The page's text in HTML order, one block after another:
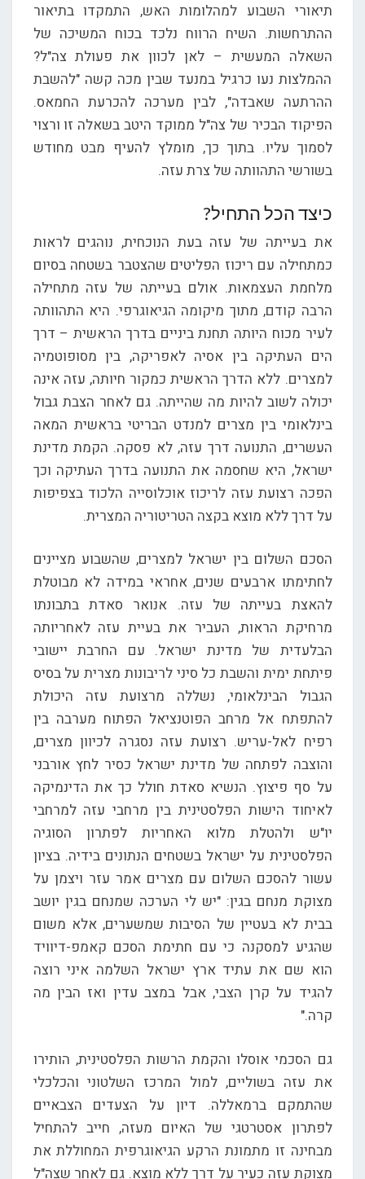
תיאורי השבוע למהלומות האש, התמקדו בתיאור
ההתרחשות. השיח הרווח נלכד בכוח המשיכה של
השאלה המעשית – לאן לכוון את פעולת צה"ל?
ההמלצות נעו כרגיל במנעד שבין מכה קשה "להשבת
ההרתעה שאבדה", לבין מערכה להכרעת החמאס.
הפיקוד הבכיר של צה"ל ממוקד היטב בשאלה זו ורצוי
לסמוך עליו. בתוך כך, מומלץ להעיף מבט מחודש
בשורשי התהוותה של צרת עזה.
כיצד הכל התחיל?
את בעייתה של עזה בעת הנוכחית, נוהגים לראות
כמתחילה עם ריכוז הפליטים שהצטבר בשטחה בסיום
מלחמת העצמאות. אולם בעייתה של עזה מתחילה
הרבה קודם, מתוך מיקומה הגיאוגרפי. היא התהוותה
לעיר מכוח היותה תחנת ביניים בדרך הראשית – דרך
הים העתיקה בין אסיה לאפריקה, בין מסופוטמיה
למצרים. ללא הדרך הראשית כמקור חיותה, עזה אינה
יכולה לשוב להיות מה שהייתה. גם לאחר הצבת גבול
בינלאומי בין מצרים למנדט הבריטי בראשית המאה
העשרים, התנועה דרך עזה, לא פסקה. הקמת מדינת
ישראל, היא שחסמה את התנועה בדרך העתיקה וכך
הפכה רצועת עזה לריכוז אוכלוסייה הלכוד בצפיפות
על דרך ללא מוצא בקצה הטריטוריה המצרית.
הסכם השלום בין ישראל למצרים, שהשבוע מציינים
לחתימתו ארבעים שנים, אחראי במידה לא מבוטלת
להאצת בעייתה של עזה. אנואר סאדת בתבונתו
מרחיקת הראות, העביר את בעיית עזה לאחריותה
הבלעדית של מדינת ישראל. עם החרבת יישובי
פיתחת ימית והשבת כל סיני לריבונות מצרית על בסיס
הגבול הבינלאומי, נשללה מרצועת עזה היכולת
להתפתח אל מרחב הפוטנציאל הפתוח מערבה בין
רפיח לאל-עריש. רצועת עזה נסגרה לכיוון מצרים,
והוצבה לפתחה של מדינת ישראל כסיר לחץ אורבני
על סף פיצוץ. הנשיא סאדת חולל כך את הדינמיקה
לאיחוד הישות הפלסטינית בין מרחבי עזה למרחבי
יו"ש ולהטלת מלוא האחריות לפתרון הסוגיה
הפלסטינית על ישראל בשטחים הנתונים בידיה. בציון
עשור להסכם השלום עם מצרים אמר עזר ויצמן על
מצוקת מנחם בגין: "יש לי הערכה שמנחם בגין יושב
בבית לא בעטיין של הסיבות שמשערים, אלא משום
שהגיע למסקנה כי עם חתימת הסכם קאמפ-דיוויד
הוא שם את עתיד ארץ ישראל השלמה איני רוצה
להגיד על קרן הצבי, אבל במצב עדין ואז הבין מה
קרה."
גם הסכמי אוסלו והקמת הרשות הפלסטינית, הותירו
את עזה בשוליים, למול המרכז השלטוני והכלכלי
שהתמקם ברמאללה. דיון על הצעדים הצבאיים
לפתרון אסטרטגי של האיום מעזה, חייב להתחיל
מבחינה זו מתמונת הרקע הגיאוגרפית המחוללת את
מצוקת עזה כעיר על דרך ללא מוצא. גם לאחר שצה"ל